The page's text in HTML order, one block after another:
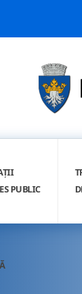
PUBLIC